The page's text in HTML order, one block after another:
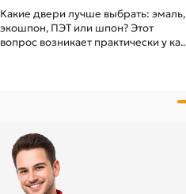
Какие двери лучше выбрать: эмаль,
экошпон, ПЭТ или шпон? Этот
вопрос возникает практически у ка..